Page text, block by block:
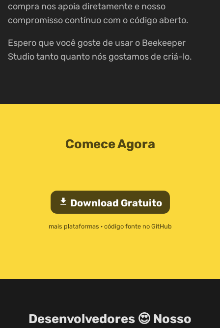
compra nos apoia diretamente e nosso
compromisso contínuo com o código aberto.
Espero que você goste de usar o Beekeeper
Studio tanto quanto nós gostamos de criá-lo.
Comece Agora
download Download Gratuito
mais plataformas · código fonte no GitHub
Desenvolvedores 😍 Nosso